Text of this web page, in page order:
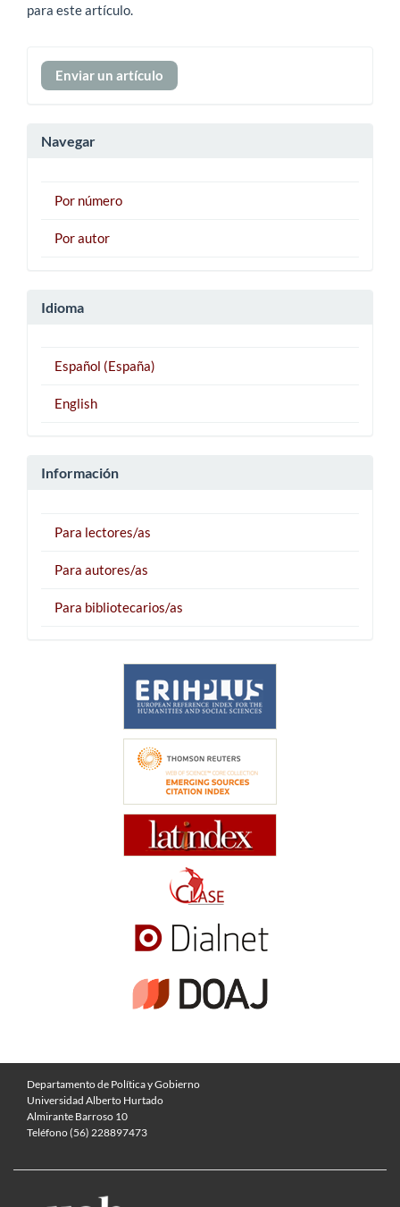
para este artículo.
Enviar
un
Enviar un artículo
Navegar
Por número
Por autor
Idioma
Español (España)
English
Información
Para lectores/as
Para autores/as
Para bibliotecarios/as
Departamento de Política y Gobierno
Universidad Alberto Hurtado
Almirante Barroso 10
Teléfono (56) 228897473